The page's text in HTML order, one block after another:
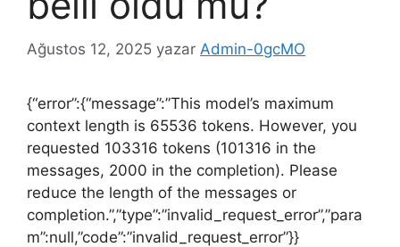
Ağustos 12, 2025 yazar Admin-0gcMO
{“error”:{“message”:”This model’s maximum
context length is 65536 tokens. However, you
requested 103316 tokens (101316 in the
messages, 2000 in the completion). Please
reduce the length of the messages or
completion.”,”type”:”invalid_request_error”,”para
m”:null,”code”:”invalid_request_error”}}